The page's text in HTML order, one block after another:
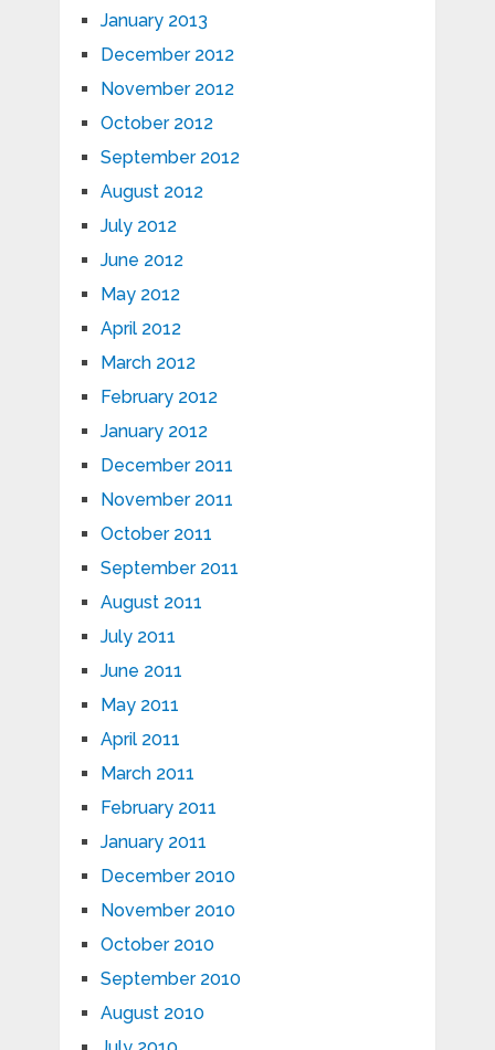
January 2013
December 2012
November 2012
October 2012
September 2012
August 2012
July 2012
June 2012
May 2012
April 2012
March 2012
February 2012
January 2012
December 2011
November 2011
October 2011
September 2011
August 2011
July 2011
June 2011
May 2011
April 2011
March 2011
February 2011
January 2011
December 2010
November 2010
October 2010
September 2010
August 2010